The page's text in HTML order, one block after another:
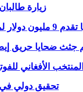
زيارة
الإغاثة الإنسانية في أفغانستان
جثث ضحايا حريق
المنتخب الأفغاني
تحقيق دولي في